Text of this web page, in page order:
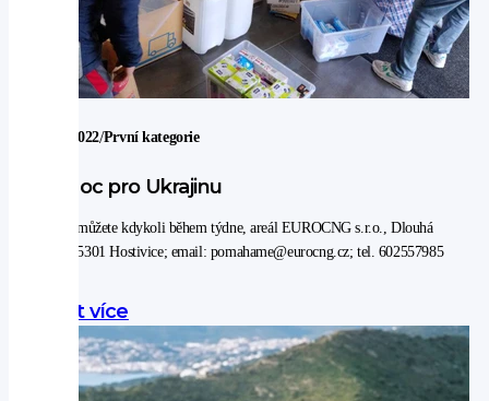
25. 2. 2022/První kategorie
Pomoc pro Ukrajinu
Přispět můžete kdykoli během týdne, areál EUROCNG s.r.o., Dlouhá
1242, 25301 Hostivice; email: pomahame@eurocng.cz; tel. 602557985
Zjistit více